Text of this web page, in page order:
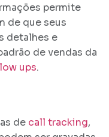
permite
de que seus
detalhes e
de vendas da
ups.
de call tracking,